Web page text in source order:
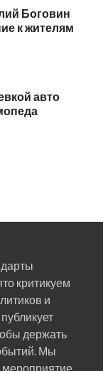
Боговин
к жителям
авто
критикуем
и
держать
Мы